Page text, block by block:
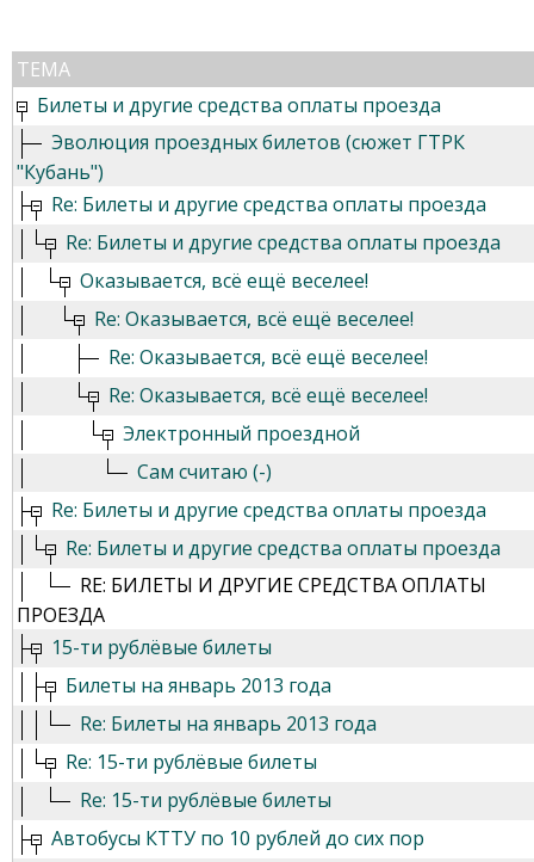
ТЕМА
Билеты и другие средства оплаты проезда
Эволюция проездных билетов (сюжет ГТРК
"Кубань")
Re: Билеты и другие средства оплаты проезда
Re: Билеты и другие средства оплаты проезда
Оказывается, всё ещё веселее!
Re: Оказывается, всё ещё веселее!
Re: Оказывается, всё ещё веселее!
Re: Оказывается, всё ещё веселее!
Электронный проездной
Сам считаю (-)
Re: Билеты и другие средства оплаты проезда
Re: Билеты и другие средства оплаты проезда
RE: БИЛЕТЫ И ДРУГИЕ СРЕДСТВА ОПЛАТЫ
ПРОЕЗДА
15-ти рублёвые билеты
Билеты на январь 2013 года
Re: Билеты на январь 2013 года
Re: 15-ти рублёвые билеты
Re: 15-ти рублёвые билеты
Автобусы КТТУ по 10 рублей до сих пор